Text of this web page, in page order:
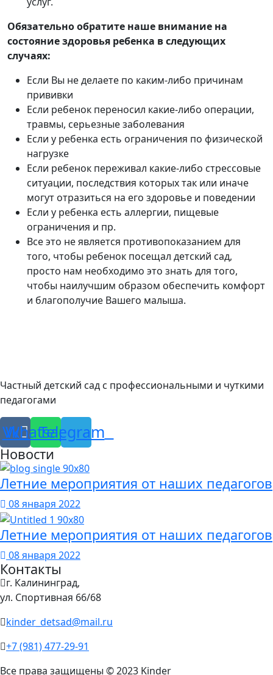
Обязательно обратите наше внимание на
состояние здоровья ребенка в следующих
случаях:
Если Вы не делаете по каким-либо причинам
прививки
Если ребенок переносил какие-либо операции,
травмы, серьезные заболевания
Если у ребенка есть ограничения по физической
нагрузке
Если ребенок переживал какие-либо стрессовые
ситуации, последствия которых так или иначе
могут отразиться на его здоровье и поведении
Если у ребенка есть аллергии, пищевые
ограничения и пр.
Все это не является противопоказанием для
того, чтобы ребенок посещал детский сад,
просто нам необходимо это знать для того,
чтобы наилучшим образом обеспечить комфорт
и благополучие Вашего малыша.
Частный детский сад с профессиональными и чуткими
педагогами
Vk
Whatsapp
Telegram
Новости
Летние мероприятия от наших педагогов
08 января 2022
Летние мероприятия от наших педагогов
08 января 2022
Контакты
г. Калининград,
ул. Спортивная 66/68
kinder_detsad@mail.ru
+7 (981) 477-29-91
Все права защищены © 2023 Kinder